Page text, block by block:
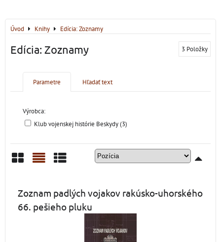
Úvod Knihy Edícia: Zoznamy
Edícia: Zoznamy 3 Položky
Parametre Hľadať text
Výrobca:
Klub vojenskej histórie Beskydy (3)
Zoznam padlých vojakov rakúsko-uhorského
66. pešieho pluku